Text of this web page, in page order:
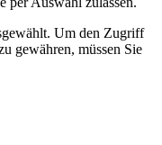
Um den Zugriff
gewähren, müssen Sie